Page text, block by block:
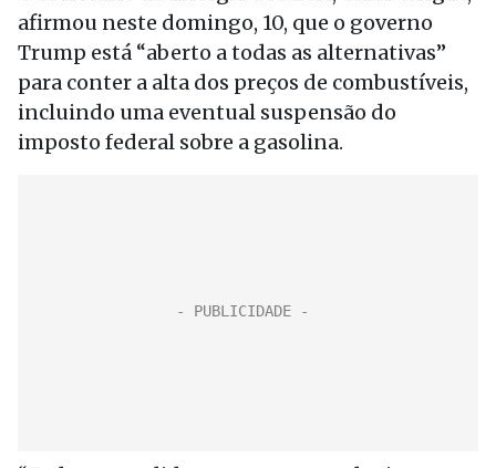
afirmou neste domingo, 10, que o governo
Trump está “aberto a todas as alternativas”
para conter a alta dos preços de combustíveis,
incluindo uma eventual suspensão do
imposto federal sobre a gasolina.